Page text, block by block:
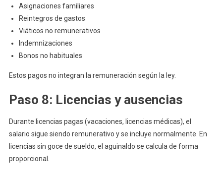
Asignaciones familiares
Reintegros de gastos
Viáticos no remunerativos
Indemnizaciones
Bonos no habituales
Estos pagos no integran la remuneración según la ley.
Paso 8: Licencias y ausencias
Durante licencias pagas (vacaciones, licencias médicas), el
salario sigue siendo remunerativo y se incluye normalmente. En
licencias sin goce de sueldo, el aguinaldo se calcula de forma
proporcional.